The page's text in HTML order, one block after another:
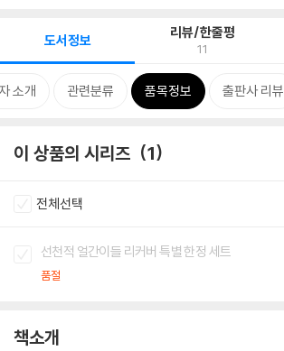
도서정보 리뷰/한줄평
11
소개 관련분류 품목정보 출판사 리뷰
이 상품의 시리즈 1
전체선택
선천적 얼간이들 리커버 특별 한정 세트
품절
책소개